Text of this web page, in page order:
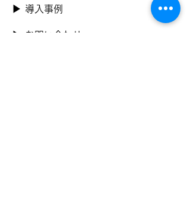
▶ 導入事例
​▶ お問い合わせ